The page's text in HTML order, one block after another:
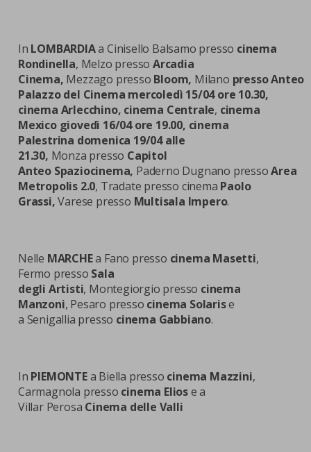
In LOMBARDIAa Cinisello Balsamo presso cinema
Rondinella, Melzo pressoArcadia
Cinema, Mezzago presso Bloom, Milano presso Anteo
Palazzo del Cinema mercoledì 15/04 ore 10.30,
cinema Arlecchino, cinema Centrale, cinema
Mexico giovedì 16/04 ore 19.00, cinema
Palestrina domenica 19/04 alle
21.30, Monza presso Capitol
Anteo Spaziocinema, Paderno Dugnano pressoArea
Metropolis 2.0, Tradate presso cinema Paolo
Grassi,Varese presso Multisala Impero.
Nelle MARCHEa Fano presso cinema Masetti,
Fermo presso Sala
degli Artisti, Montegiorgio presso cinema
Manzoni, Pesaro presso cinema Solarise
a Senigallia presso cinema Gabbiano.
In PIEMONTEa Biella presso cinema Mazzini,
Carmagnola presso cinema Eliose a
Villar Perosa Cinema delle Valli